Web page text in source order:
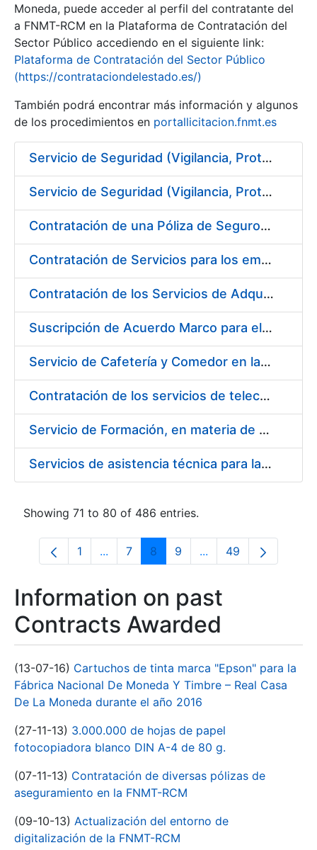
Show/Hide
Moneda, puede acceder al perfil del contratante del
a FNMT-RCM en la Plataforma de Contratación del
Sector Público accediendo en el siguiente link:
Plataforma de Contratación del Sector Público
(https://contrataciondelestado.es/)
También podrá encontrar más información y algunos
de los procedimientos en portallicitacion.fnmt.es
Servicio de Seguridad (Vigilancia, Protección y Control) en los centros de la FNMT-RCM en Burgos
Servicio de Seguridad (Vigilancia, Protección y Control) en los centros de la FNMT-RCM en Madrid
Contratación de una Póliza de Seguro Colectivo de Asistencia Sanitaria para la Fábrica Nacional de Moneda y Timbre – Real Casa de la Moneda
Contratación de Servicios para los empleados de la Fábrica Nacional de Moneda y Timbre-Real Casa de la Moneda para el año 2020, en ejecución de la sentencia número 511/2020 de la Sala de lo Social del Tribunal Supremo (Cesta de Navidad)
Contratación de los Servicios de Adquisición, Renovación y Mantenimiento de Licencias Software de Ofimática ( 2 lotes)
Suscripción de Acuerdo Marco para el Suministro de Material de Acero Inoxidable de la Entidad Pública Empresarial Fábrica Nacional de Moneda y Timbre-Real Casa de la Moneda (FNMT-RCM)
Servicio de Cafetería y Comedor en la sede central de la Fábrica Nacional de Moneda y Timbre-Real Casa de la Moneda en Madrid
Contratación de los servicios de telecomunicaciones para la FNMT-RCM
Servicio de Formación, en materia de Prevención de Riesgos Laborales, de Cursos de Operador de Carretillas de Manutención, Puente Grúa, Polipastos y Plataformas Móviles de Personal (PEMP), en su sede de Madrid y Burgos
Servicios de asistencia técnica para la realización de análisis de las aguas potables
Showing 71 to 80 of 486 entries.
Page
1 ...Intermediate Pages Use TAB to
Page
7 Page
8 Page
9 ...Intermediate Pages
Page
49
Information on past
Contracts Awarded
(13-07-16) Cartuchos de tinta marca "Epson" para la
Fábrica Nacional De Moneda Y Timbre – Real Casa
De La Moneda durante el año 2016
(27-11-13) 3.000.000 de hojas de papel
fotocopiadora blanco DIN A-4 de 80 g.
(07-11-13) Contratación de diversas pólizas de
aseguramiento en la FNMT-RCM
(09-10-13) Actualización del entorno de
digitalización de la FNMT-RCM